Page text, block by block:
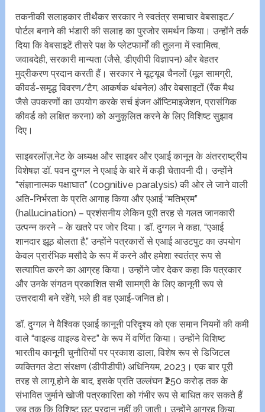
तकनीकी सलाहकार तीर्थंकर सरकार ने स्वतंत्र समाचार वेबसाइट/
पोर्टल बनाने की भंडारी की सलाह का पुरजोर समर्थन किया। उन्होंने तर्क
दिया कि वेबसाइटें तीसरे पक्ष के प्लेटफार्मों की तुलना में स्वामित्व,
जवाबदेही, सरकारी मान्यता (जैसे, डीएवीपी विज्ञापन) और बेहतर
मुद्रीकरण प्रदान करती हैं। सरकार ने यूट्यूब चैनलों (मूल सामग्री,
कीवर्ड-समृद्ध विवरण/टैग, आकर्षक थंबनेल) और वेबसाइटों (रैंक मैथ
जैसे उपकरणों का उपयोग करके सर्च इंजन ऑप्टिमाइजेशन, प्रासंगिक
कीवर्ड को लक्षित करना) को अनुकूलित करने के लिए विशिष्ट सुझाव
दिए।
साइबरलॉज़.नेट के अध्यक्ष और साइबर और एआई कानून के अंतरराष्ट्रीय
विशेषज्ञ डॉ. पवन दुग्गल ने एआई के बारे में कड़ी चेतावनी दी। उन्होंने
“संज्ञानात्मक पक्षाघात” (cognitive paralysis) की ओर ले जाने वाली
अति-निर्भरता के प्रति आगाह किया और एआई “मतिभ्रम”
(hallucination) – प्रशंसनीय लेकिन पूरी तरह से गलत जानकारी
उत्पन्न करने – के खतरे पर जोर दिया। डॉ. दुग्गल ने कहा, “एआई
शानदार झूठ बोलता है,” उन्होंने पत्रकारों से एआई आउटपुट का उपयोग
केवल प्रारंभिक मसौदे के रूप में करने और हमेशा स्वतंत्र रूप से
सत्यापित करने का आग्रह किया। उन्होंने जोर देकर कहा कि पत्रकार
और उनके संगठन प्रकाशित सभी सामग्री के लिए कानूनी रूप से
उत्तरदायी बने रहेंगे, भले ही वह एआई-जनित हो।
डॉ. दुग्गल ने वैश्विक एआई कानूनी परिदृश्य को एक समान नियमों की कमी
वाले “वाइल्ड वाइल्ड वेस्ट” के रूप में वर्णित किया। उन्होंने विशिष्ट
भारतीय कानूनी चुनौतियों पर प्रकाश डाला, विशेष रूप से डिजिटल
व्यक्तिगत डेटा संरक्षण (डीपीडीपी) अधिनियम, 2023। एक बार पूरी
तरह से लागू होने के बाद, इसके प्रति उल्लंघन ₹250 करोड़ तक के
संभावित जुर्माने खोजी पत्रकारिता को गंभीर रूप से बाधित कर सकते हैं
जब तक कि विशिष्ट छूट प्रदान नहीं की जाती। उन्होंने आग्रह किया,